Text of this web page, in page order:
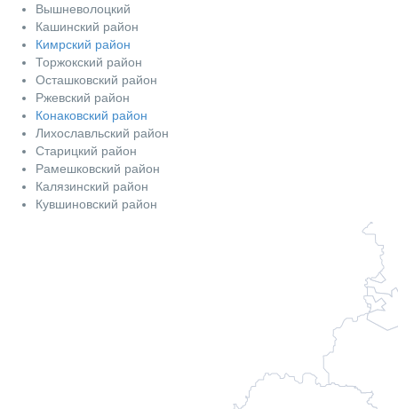
Вышневолоцкий
Кашинский район
Кимрский район
Торжокский район
Осташковский район
Ржевский район
Конаковский район
Лихославльский район
Старицкий район
Рамешковский район
Калязинский район
Кувшиновский район